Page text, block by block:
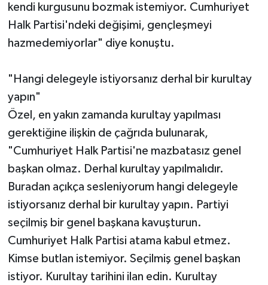
kendi kurgusunu bozmak istemiyor. Cumhuriyet
Halk Partisi'ndeki değişimi, gençleşmeyi
hazmedemiyorlar" diye konuştu.
"Hangi delegeyle istiyorsanız derhal bir kurultay
yapın"
Özel, en yakın zamanda kurultay yapılması
gerektiğine ilişkin de çağrıda bulunarak,
"Cumhuriyet Halk Partisi'ne mazbatasız genel
başkan olmaz. Derhal kurultay yapılmalıdır.
Buradan açıkça sesleniyorum hangi delegeyle
istiyorsanız derhal bir kurultay yapın. Partiyi
seçilmiş bir genel başkana kavuşturun.
Cumhuriyet Halk Partisi atama kabul etmez.
Kimse butlan istemiyor. Seçilmiş genel başkan
istiyor. Kurultay tarihini ilan edin. Kurultay